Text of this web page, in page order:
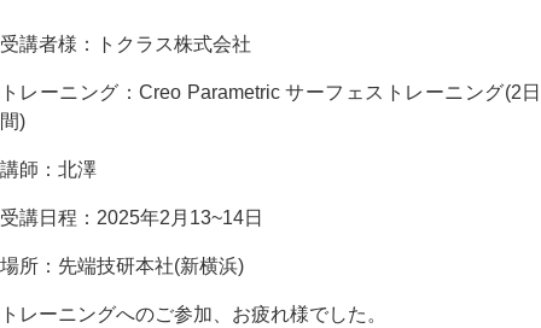
受講者様：トクラス株式会社
トレーニング：Creo Parametric サーフェストレーニング(2日
間)
講師：北澤
受講日程：2025年2月13~14日
場所：先端技研本社(新横浜)
トレーニングへのご参加、お疲れ様でした。